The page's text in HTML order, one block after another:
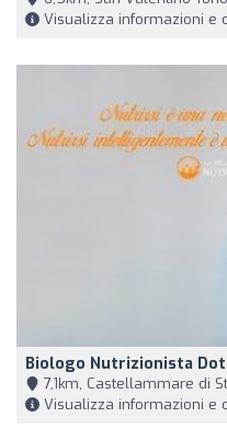
Visualizza informazioni e
Biologo Nutrizionista
7,1km, Castellammare di
Visualizza informazioni e